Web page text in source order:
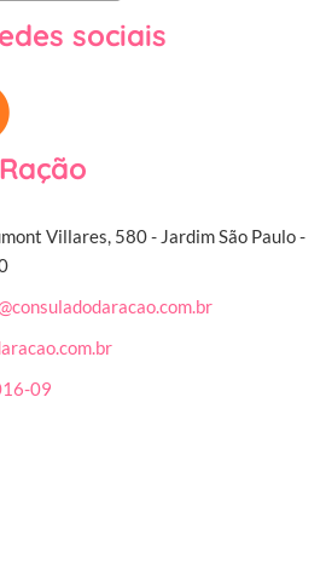
sociais
Villares, 580 - Jardim São Paulo -
09